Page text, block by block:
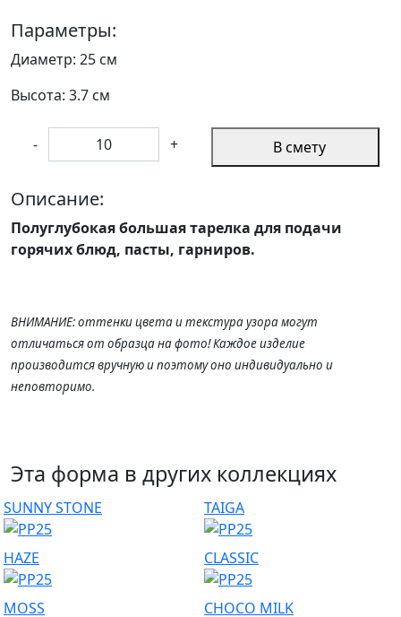
Параметры:
Диаметр: 25 см
Высота: 3.7 см
- + В смету
Описание:
Полуглубокая большая тарелка для подачи
горячих блюд, пасты, гарниров.
ВНИМАНИЕ: оттенки цвета и текстура узора могут
отличаться от образца на фото! Каждое изделие
производится вручную и поэтому оно индивидуально и
неповторимо.
Эта форма в других коллекциях
SUNNY STONE TAIGA
HAZE CLASSIC
MOSS CHOCO MILK